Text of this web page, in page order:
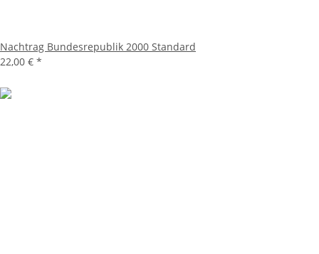
Nachtrag Bundesrepublik 2000 Standard
22,00 € *